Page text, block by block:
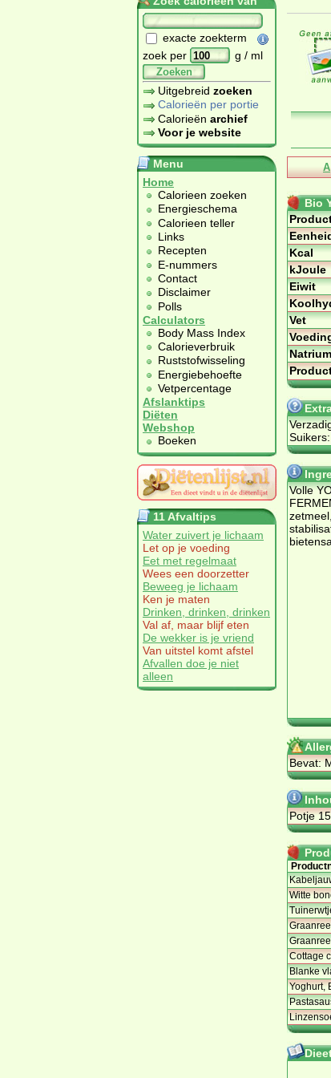
exacte zoekterm
zoek per
g / ml
Zoeken
Uitgebreid zoeken
Calorieën per portie
Calorieën archief
Voor je website
Menu
Home
Calorieen zoeken
Energieschema
Calorieen teller
Links
Recepten
E-nummers
Contact
Disclaimer
Polls
Calculators
Body Mass Index
Calorieverbruik
Ruststofwisseling
Energiebehoefte
Vetpercentage
Afslanktips
Diëten
Webshop
Boeken
11 Afvaltips
Water zuivert je lichaam
Let op je voeding
Eet met regelmaat
Wees een doorzetter
Beweeg je lichaam
Ken je maten
Drinken, drinken, drinken
Val af, maar blijf eten
De wekker is je vriend
Van uitstel komt afstel
Afvallen doe je niet
alleen
A
Bio
Kcal
kJoule
Eiwit
Vet
Natrium
Volle
Bevat:
Potje
Witte
Cottage
Blanke
Yoghurt,